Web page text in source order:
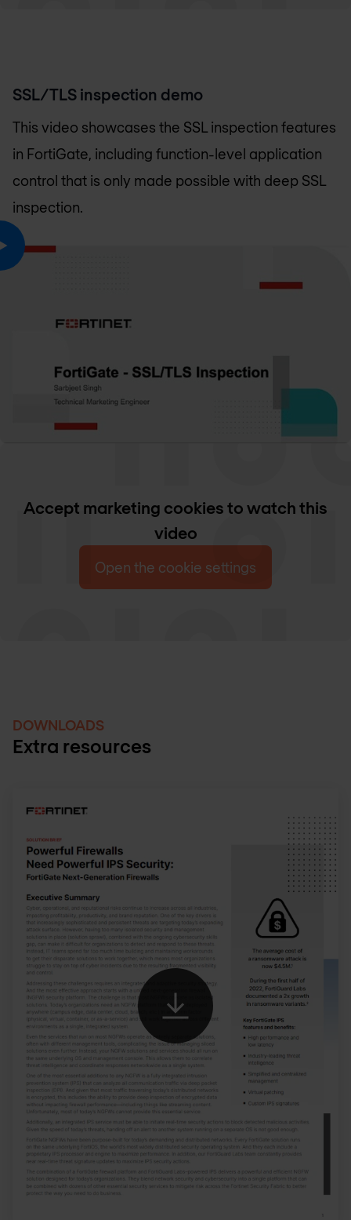
SSL/TLS inspection demo
This video showcases the SSL inspection features
in FortiGate, including function-level application
control that is only made possible with deep SSL
inspection.
Accept marketing cookies to watch this
video
Open the cookie settings
DOWNLOADS
Extra resources